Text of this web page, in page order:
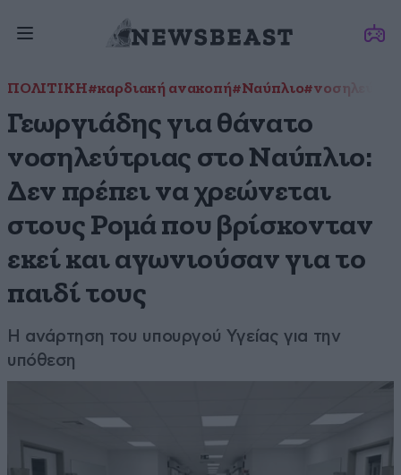
ΠΟΛΙΤΙΚΗ#καρδιακή ανακοπή#Ναύπλιο
Γεωργιάδης για θάνατο
νοσηλεύτριας στο Ναύπλιο:
Δεν πρέπει να χρεώνεται
στους Ρομά που βρίσκονταν
εκεί και αγωνιούσαν για το
παιδί τους
Η ανάρτηση του υπουργού Υγείας για την
υπόθεση